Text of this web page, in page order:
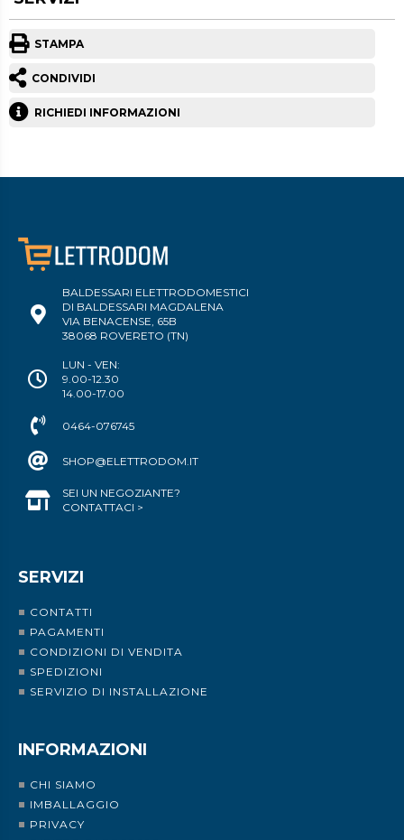
STAMPA
CONDIVIDI
RICHIEDI INFORMAZIONI
BALDESSARI ELETTRODOMESTICI
DI BALDESSARI MAGDALENA
VIA BENACENSE, 65B
38068 ROVERETO (TN)
LUN - VEN:
9.00-12.30
14.00-17.00
0464-076745
SHOP@ELETTRODOM.IT
SEI UN NEGOZIANTE?
CONTATTACI >
SERVIZI
CONTATTI
PAGAMENTI
CONDIZIONI DI VENDITA
SPEDIZIONI
SERVIZIO DI INSTALLAZIONE
INFORMAZIONI
CHI SIAMO
IMBALLAGGIO
PRIVACY